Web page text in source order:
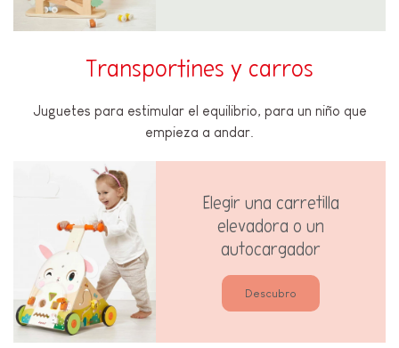
Transportines y carros
Juguetes para estimular el equilibrio, para un niño que
empieza a andar.
Elegir una carretilla
elevadora o un
autocargador
Descubro